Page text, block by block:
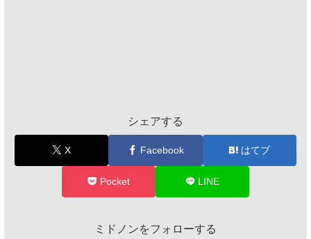
シェアする
X Facebook はてブ
Pocket LINE
ミドノンをフォローする